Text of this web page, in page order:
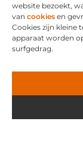
website bezoekt,
van cookies en
Cookies zijn kleine
apparaat worden
surfgedrag.
Bericht